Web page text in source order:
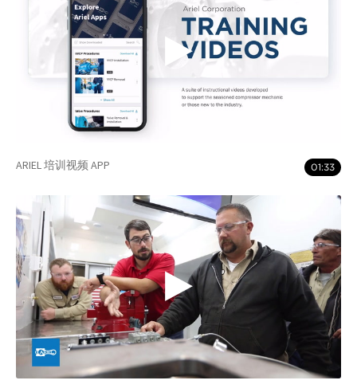
ARIEL 培训视频 APP 01:33